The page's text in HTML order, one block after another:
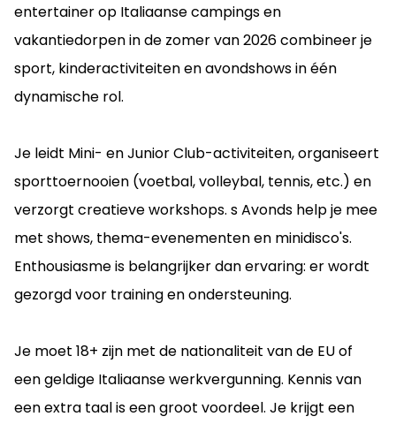
entertainer op Italiaanse campings en
vakantiedorpen in de zomer van 2026 combineer je
sport, kinderactiviteiten en avondshows in één
dynamische rol.
Je leidt Mini- en Junior Club-activiteiten, organiseert
sporttoernooien (voetbal, volleybal, tennis, etc.) en
verzorgt creatieve workshops. s Avonds help je mee
met shows, thema-evenementen en minidisco's.
Enthousiasme is belangrijker dan ervaring: er wordt
gezorgd voor training en ondersteuning.
Je moet 18+ zijn met de nationaliteit van de EU of
een geldige Italiaanse werkvergunning. Kennis van
een extra taal is een groot voordeel. Je krijgt een